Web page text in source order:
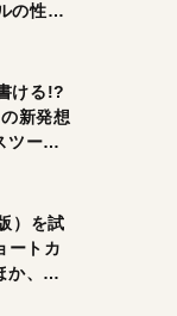
の性能
1本を
ける!?
新発想
ツーウ
ち替
）を試
ートカ
か、期
。